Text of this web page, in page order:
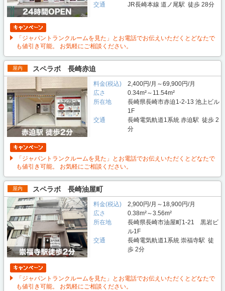
交通
JR長崎本線 道ノ尾駅 徒歩 28分
「ジャパントランクルームを見た」とお電話でお伝えいただくとどなたで
も値引き可能。 お気軽にご相談ください。
屋内 スペラボ 長崎赤迫
料金(税込)
2,400円/月～69,900円/月
広さ
0.34m²～11.54m²
所在地
長崎県長崎市赤迫1-2-13 池上ビル
1F
交通
長崎電気軌道1系統 赤迫駅 徒歩 2
分
「ジャパントランクルームを見た」とお電話でお伝えいただくとどなたで
も値引き可能。 お気軽にご相談ください。
屋内 スペラボ 長崎油屋町
料金(税込)
2,900円/月～18,900円/月
広さ
0.38m²～3.56m²
所在地
長崎県長崎市油屋町1-21 黒岩ビ
ル1F
交通
長崎電気軌道1系統 崇福寺駅 徒
歩 2分
「ジャパントランクルームを見た」とお電話でお伝えいただくとどなたで
も値引き可能。 お気軽にご相談ください。